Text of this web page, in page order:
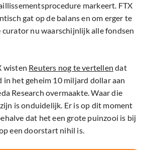
markeert. FTX
gat op de balans en om erger te
nu waarschijnlijk alle fondsen
wisten Reuters nog te vertellen dat
in het geheim 10 miljard dollar aan
Research overmaakte. Waar die
is onduidelijk. Er is op dit moment
dat het een grote puinzooi is bij
een doorstart nihil is.